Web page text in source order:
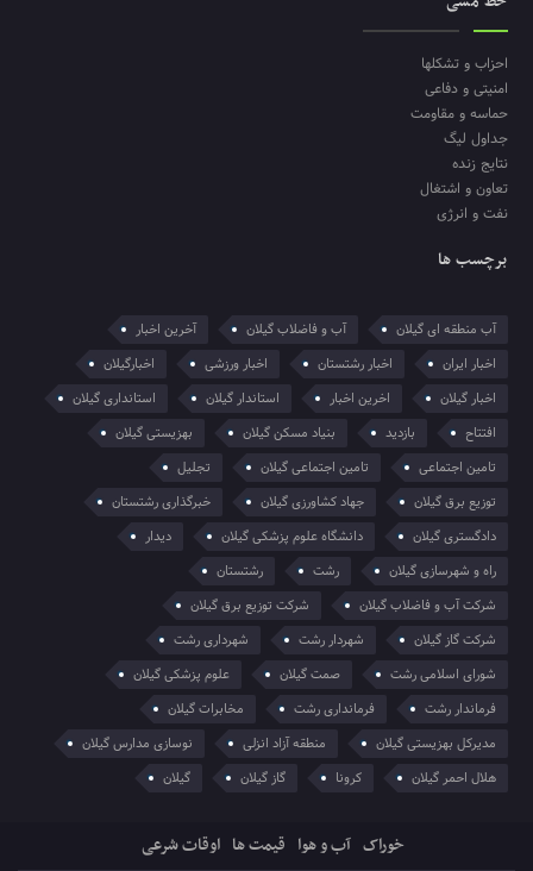
احزاب و تشکلها
امنیتی و دفاعی
حماسه و مقاومت
جداول لیگ
نتایج زنده
تعاون و اشتغال
نفت و انرژی
برچسب ها
آب منطقه ای گیلان آب و فاضلاب گیلان
آخرین اخبار
اخبار ایران
اخبار رشتستان اخبار ورزشی
اخبارگیلان
اخبار گیلان
اخرین اخبار استاندار گیلان
استانداری گیلان
افتتاح
بازدید بنیاد مسکن گیلان
بهزیستی گیلان
تامین اجتماعی
تامین اجتماعی گیلان
تجلیل
توزیع برق گیلان
جهاد کشاورزی گیلان
خبرگذاری رشتستان
دادگستری گیلان
دانشگاه علوم پزشکی گیلان
دیدار
راه و شهرسازی گیلان
رشت
رشتستان
شرکت آب و فاضلاب گیلان
شرکت توزیع برق گیلان
شرکت گاز گیلان
شهردار رشت
شهرداری رشت
شورای اسلامی رشت
صمت گیلان
علوم پزشکی گیلان
فرماندار رشت
فرمانداری رشت
مخابرات گیلان
مدیرکل بهزیستی گیلان
منطقه آزاد انزلی
نوسازی مدارس گیلان
هلال احمر گیلان
کرونا گاز گیلان گیلان
خوراک آب و هوا قیمت ها اوقات شرعی